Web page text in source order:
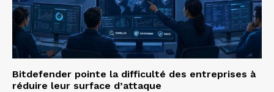
Bitdefender pointe la difficulté des entreprises à
réduire leur surface d’attaque